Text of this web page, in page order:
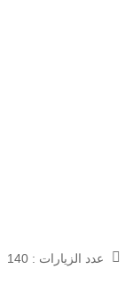
عدد الزيارات : 140